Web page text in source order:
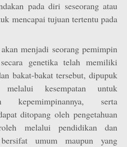
pada diri seseorang atau
mencapai tujuan tertentu pada
menjadi seorang pemimpin
genetika telah memiliki
bakat-bakat tersebut, dipupuk
melalui kesempatan untuk
kepemimpinannya, serta
ditopang oleh pengetahuan
melalui pendidikan dan
umum maupun yang